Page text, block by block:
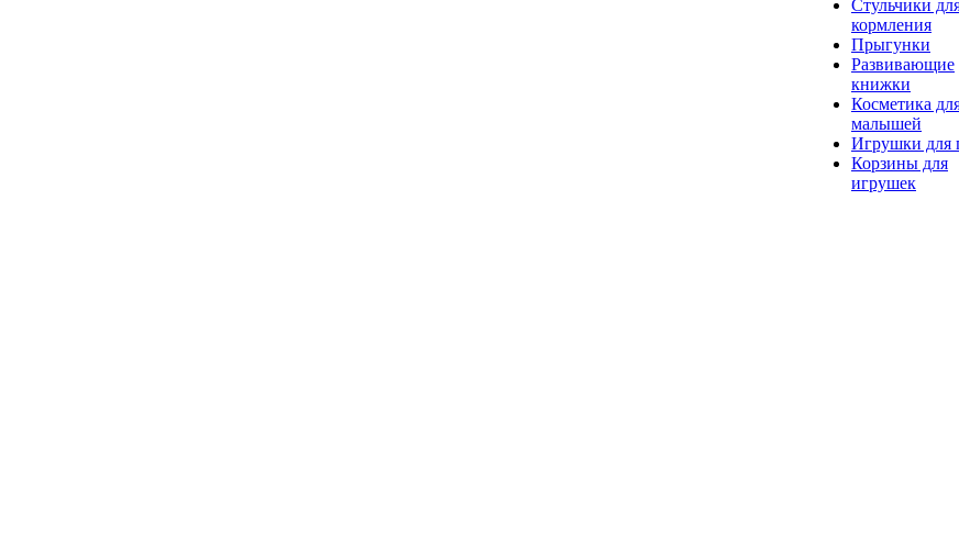
Стульчики
кормления
Прыгунки
Развивающие
книжки
Косметика
малышей
Игрушки для
Корзины для
игрушек